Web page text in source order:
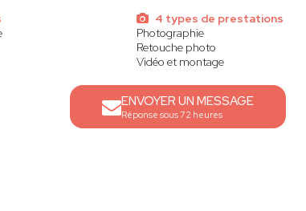
4 types de prestations
Photographie
Retouche photo
Vidéo et montage
ENVOYER UN MESSAGE
Réponse sous 72 heures